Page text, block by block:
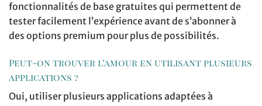
fonctionnalités de base gratuites qui permettent de
tester facilement l’expérience avant de s’abonner à
des options premium pour plus de possibilités.
Peut-on trouver l’amour en utilisant plusieurs
applications ?
Oui, utiliser plusieurs applications adaptées à